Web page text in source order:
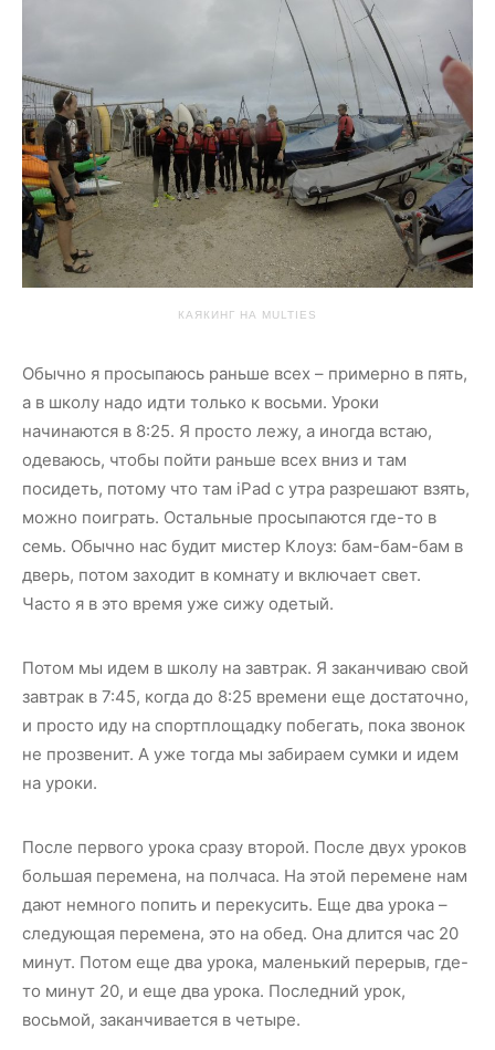
КАЯКИНГ НА MULTIES
Обычно я просыпаюсь раньше всех – примерно в пять,
а в школу надо идти только к восьми. Уроки
начинаются в 8:25. Я просто лежу, а иногда встаю,
одеваюсь, чтобы пойти раньше всех вниз и там
посидеть, потому что там iPad с утра разрешают взять,
можно поиграть. Остальные просыпаются где-то в
семь. Обычно нас будит мистер Клоуз: бам-бам-бам в
дверь, потом заходит в комнату и включает свет.
Часто я в это время уже сижу одетый.
Потом мы идем в школу на завтрак. Я заканчиваю свой
завтрак в 7:45, когда до 8:25 времени еще достаточно,
и просто иду на спортплощадку побегать, пока звонок
не прозвенит. А уже тогда мы забираем сумки и идем
на уроки.
После первого урока сразу второй. После двух уроков
большая перемена, на полчаса. На этой перемене нам
дают немного попить и перекусить. Еще два урока –
следующая перемена, это на обед. Она длится час 20
минут. Потом еще два урока, маленький перерыв, где-
то минут 20, и еще два урока. Последний урок,
восьмой, заканчивается в четыре.